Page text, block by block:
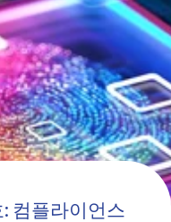
컴플라이언스